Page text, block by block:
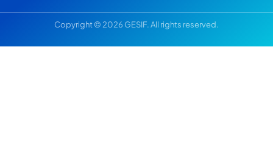
Copyright © 2026 GESIF. All rights reserved.